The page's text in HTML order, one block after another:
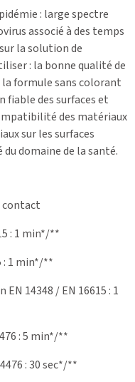
: large spectre
associé à des temps
la solution de
: la bonne qualité de
formule sans colorant
des surfaces et
des matériaux
sur les surfaces
domaine de la santé.
contact
: 1 min*/**
: 1 min*/**
14348 / EN 16615 : 1
: 5 min*/**
: 30 sec*/**